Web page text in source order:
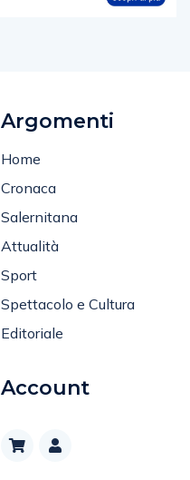
Argomenti
Home
Cronaca
Salernitana
Attualità
Sport
Spettacolo e Cultura
Editoriale
Account